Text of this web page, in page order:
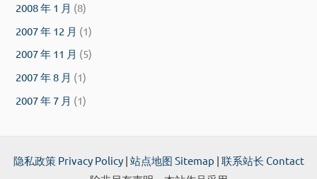
2008 年 1 月 (8)
2007 年 12 月 (1)
2007 年 11 月 (5)
2007 年 8 月 (1)
2007 年 7 月 (1)
隐私政策 Privacy Policy| 站点地图 Sitemap | 联系站长 Contact